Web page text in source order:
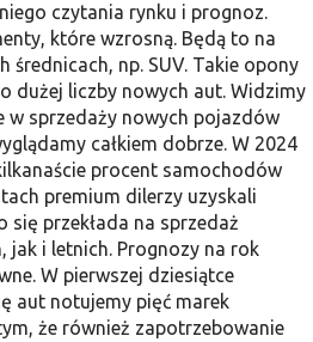
czytania rynku i prognoz.
które wzrosną. Będą to na
średnicach, np. SUV. Takie opony
dużej liczby nowych aut. Widzimy
w sprzedaży nowych pojazdów
całkiem dobrze. W 2024
procent samochodów
premium dilerzy uzyskali
się przekłada na sprzedaż
jak i letnich. Prognozy na rok
W pierwszej dziesiątce
aut notujemy pięć marek
że również zapotrzebowanie